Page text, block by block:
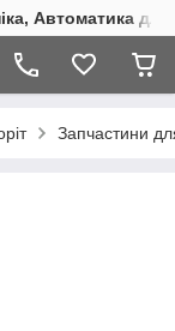
Автоматика
Запчастини